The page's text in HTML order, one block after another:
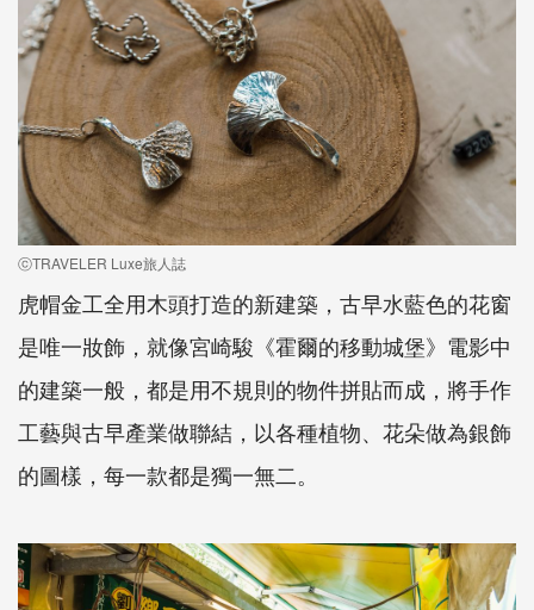
ⓒTRAVELER Luxe旅人誌
虎帽金工全用木頭打造的新建築，古早水藍色的花窗
是唯一妝飾，就像宮崎駿《霍爾的移動城堡》電影中
的建築一般，都是用不規則的物件拼貼而成，將手作
工藝與古早產業做聯結，以各種植物、花朵做為銀飾
的圖樣，每一款都是獨一無二。